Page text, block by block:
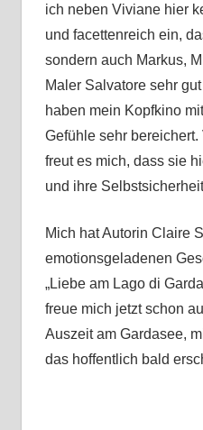
ich neben Viviane hier
und facettenreich ein,
sondern auch Markus,
Maler Salvatore sehr
haben mein Kopfkino
Gefühle sehr
freut es mich, dass sie
und ihre
Mich hat Autorin Claire
emotionsgeladenen
„Liebe am Lago di
freue mich jetzt schon
Auszeit am Gardasee,
das hoffentlich bald